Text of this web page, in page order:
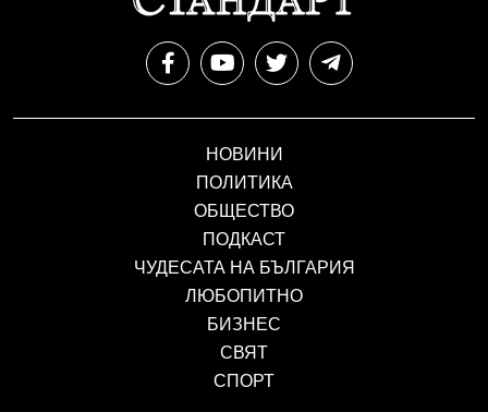
НОВИНИ
ПОЛИТИКА
ОБЩЕСТВО
ПОДКАСТ
ЧУДЕСАТА НА БЪЛГАРИЯ
ЛЮБОПИТНО
БИЗНЕС
СВЯТ
СПОРТ